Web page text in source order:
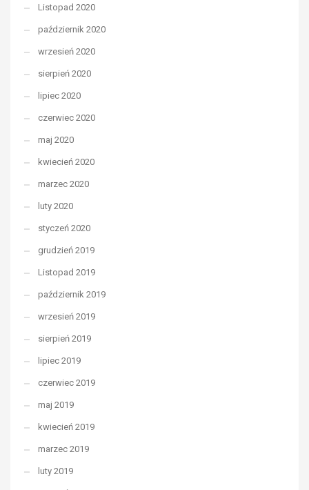
Listopad 2020
październik 2020
wrzesień 2020
sierpień 2020
lipiec 2020
czerwiec 2020
maj 2020
kwiecień 2020
marzec 2020
luty 2020
styczeń 2020
grudzień 2019
Listopad 2019
październik 2019
wrzesień 2019
sierpień 2019
lipiec 2019
czerwiec 2019
maj 2019
kwiecień 2019
marzec 2019
luty 2019